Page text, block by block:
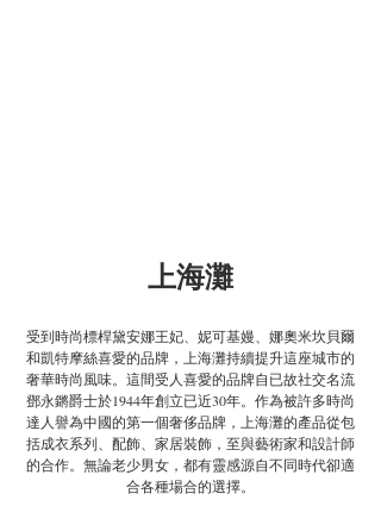
上海灘
受到時尚標桿黛安娜王妃、妮可基嫚、娜奧米坎貝爾
和凱特摩絲喜愛的品牌，上海灘持續提升這座城市的
奢華時尚風味。這間受人喜愛的品牌自已故社交名流
鄧永鏘爵士於1944年創立已近30年。作為被許多時尚
達人譽為中國的第一個奢侈品牌，上海灘的產品從包
括成衣系列、配飾、家居裝飾，至與藝術家和設計師
的合作。無論老少男女，都有靈感源自不同時代卻適
合各種場合的選擇。